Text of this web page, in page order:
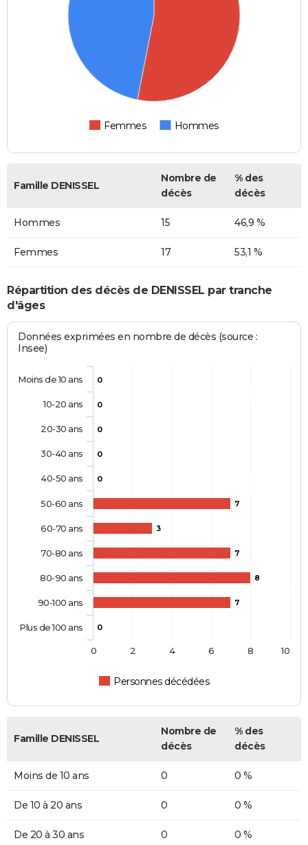
Femmes Hommes
Famille DENISSEL
Nombre de
décès
% des
décès
Hommes 15 46,9 %
Femmes 17 53,1 %
Répartition des décès de DENISSEL par tranche
d'âges
Données exprimées en nombre de décès (source :
Insee)
0
0
0
0
0
7
3
7
8
7
0
Personnes décédées
Moins de 10 ans
10-20 ans
20-30 ans
30-40 ans
40-50 ans
50-60 ans
60-70 ans
70-80 ans
80-90 ans
90-100 ans
Plus de 100 ans
0 2 4 6 8 10
Famille DENISSEL
Nombre de
décès
% des
décès
Moins de 10 ans 0 0 %
De 10 à 20 ans 0 0 %
De 20 à 30 ans 0 0 %